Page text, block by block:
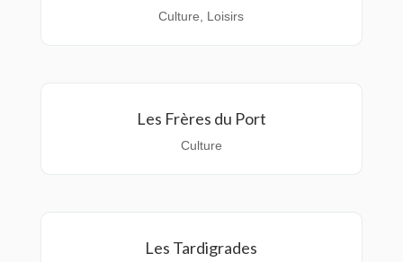
Culture Loisirs
Les Frères du Port
Culture
Les Tardigrades